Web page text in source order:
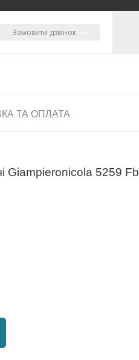
Замовити дзвінок
ТА ОПЛАТА
Giampieronicola 5259 Fb